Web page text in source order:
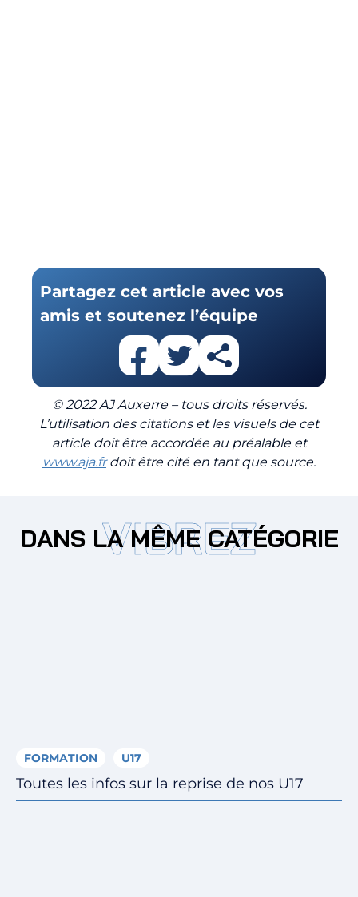
Partagez cet article avec vos
amis et soutenez l’équipe
© 2022 AJ Auxerre – tous droits réservés.
L’utilisation des citations et les visuels de cet
article doit être accordée au préalable et
www.aja.frdoit être cité en tant que source.
VIBREZ
DANS LA MÊME CATÉGORIE
FORMATION U17
Toutes les infos sur la reprise de nos U17